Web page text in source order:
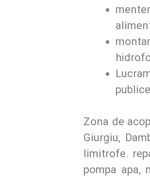
Zona de
Giurgiu,
limitrofe.
pompa apa,